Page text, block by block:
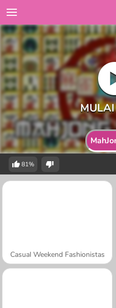
81%
Casual Weekend Fashionistas